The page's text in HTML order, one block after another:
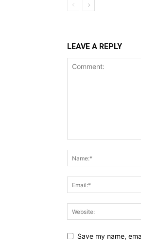
LEAVE A REPLY
Save my name,